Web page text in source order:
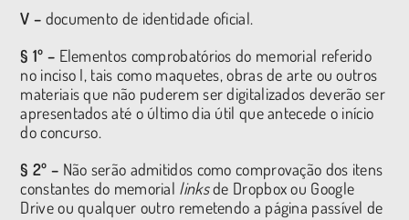
V – documento de identidade oficial.
§ 1º – Elementos comprobatórios do memorial referido
no inciso I, tais como maquetes, obras de arte ou outros
materiais que não puderem ser digitalizados deverão ser
apresentados até o último dia útil que antecede o início
do concurso.
§ 2º – Não serão admitidos como comprovação dos itens
constantes do memorial linksde Dropbox ou Google
Drive ou qualquer outro remetendo a página passível de